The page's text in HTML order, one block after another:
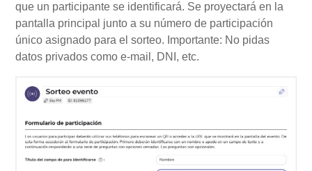
que un participante se identificará. Se proyectará en la
pantalla principal junto a su número de participación
único asignado para el sorteo. Importante: No pidas
datos privados como e-mail, DNI, etc.